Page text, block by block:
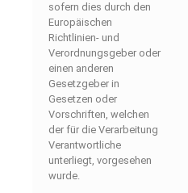
sofern dies durch den
Europäischen
Richtlinien- und
Verordnungsgeber oder
einen anderen
Gesetzgeber in
Gesetzen oder
Vorschriften, welchen
der für die Verarbeitung
Verantwortliche
unterliegt, vorgesehen
wurde.